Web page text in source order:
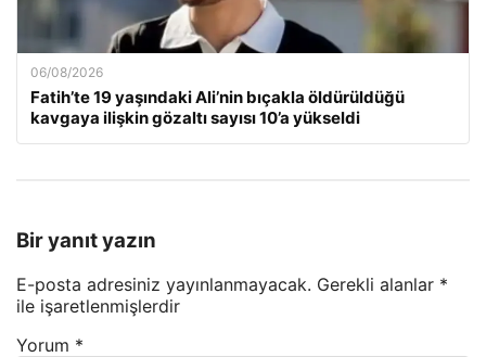
06/08/2026
Fatih’te 19 yaşındaki Ali’nin bıçakla öldürüldüğü
kavgaya ilişkin gözaltı sayısı 10’a yükseldi
Bir yanıt yazın
E-posta adresiniz yayınlanmayacak. Gerekli alanlar *
ile işaretlenmişlerdir
Yorum *